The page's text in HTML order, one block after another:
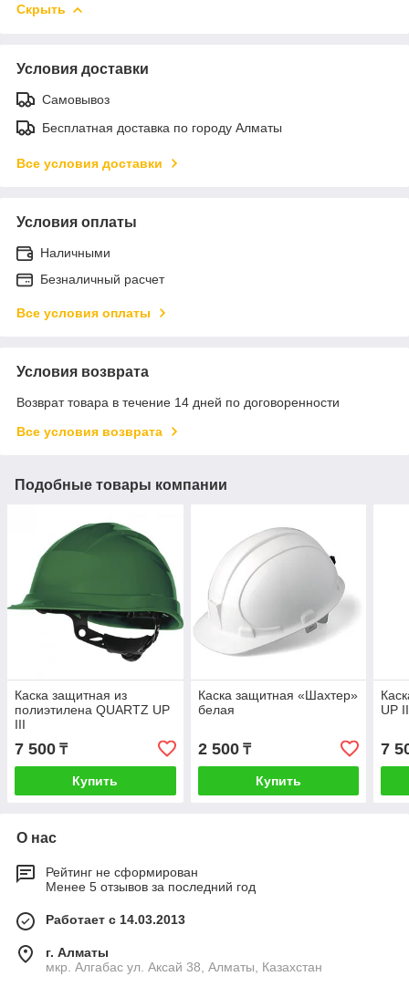
Скрыть
Условия доставки
Самовывоз
Бесплатная доставка по городу Алматы
Все условия доставки
Условия оплаты
Наличными
Безналичный расчет
Все условия оплаты
Условия возврата
Возврат товара в течение 14 дней по договоренности
Все условия возврата
Подобные товары компании
Каска защитная из
полиэтилена QUARTZ UP
III
7 500 ₸
Купить
Каска защитная «Шахтер»
белая
2 500₸
Купить
UP
7
О нас
Рейтинг не сформирован
Менее 5 отзывов за последний год
Работает с 14.03.2013
г. Алматы
мкр. Алгабас ул. Аксай 38, Алматы, Казахстан